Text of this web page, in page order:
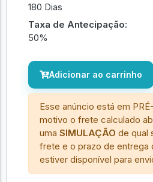
180 Dias
Taxa de Antecipação:
50%
Adicionar ao carrinho
Esse anúncio está em
motivo o frete calculado
umaSIMULAÇÃO de qual
frete e o prazo de entrega
estiver disponível para